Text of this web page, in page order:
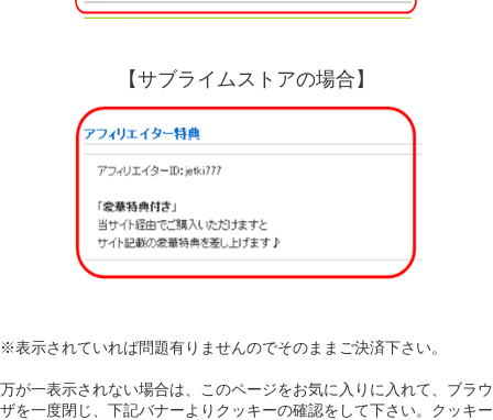
【サブライムストアの場合】
※表示されていれば問題有りませんのでそのままご決済下さい。
万が一表示されない場合は、このページをお気に入りに入れて、ブラウ
ザを一度閉じ、下記バナーよりクッキーの確認をして下さい。クッキー